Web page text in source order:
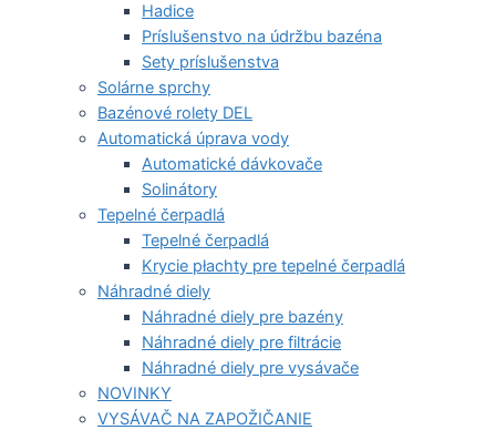
Hadice
Príslušenstvo na údržbu bazéna
Sety príslušenstva
Solárne sprchy
Bazénové rolety DEL
Automatická úprava vody
Automatické dávkovače
Solinátory
Tepelné čerpadlá
Tepelné čerpadlá
Krycie płachty pre tepelné čerpadlá
Náhradné diely
Náhradné diely pre bazény
Náhradné diely pre filtrácie
Náhradné diely pre vysávače
NOVINKY
VYSÁVAČ NA ZAPOŽIČANIE